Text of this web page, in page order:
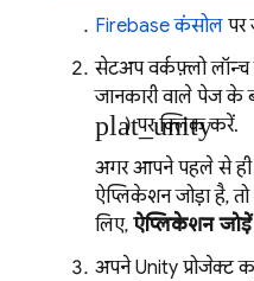
Firebaseकंसोल पर
सेटअप वर्कफ़्लो
जानकारी वाले पेज के
plat_unity
) पर क्लिक करें.
अगर आपने पहले से ही
ऐप्लिकेशन जोड़ा है,
लिए, ऐप्लिकेशन जोड़ें
अपने Unity प्रोजेक्ट